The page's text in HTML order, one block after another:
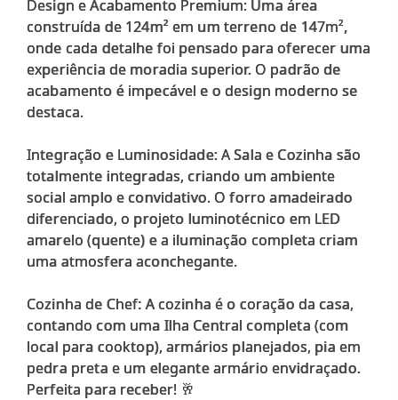
Design e Acabamento Premium: Uma área
construída de 124m² em um terreno de 147m²,
onde cada detalhe foi pensado para oferecer uma
experiência de moradia superior. O padrão de
acabamento é impecável e o design moderno se
destaca.
Integração e Luminosidade: A Sala e Cozinha são
totalmente integradas, criando um ambiente
social amplo e convidativo. O forro amadeirado
diferenciado, o projeto luminotécnico em LED
amarelo (quente) e a iluminação completa criam
uma atmosfera aconchegante.
Cozinha de Chef: A cozinha é o coração da casa,
contando com uma Ilha Central completa (com
local para cooktop), armários planejados, pia em
pedra preta e um elegante armário envidraçado.
Perfeita para receber! 🥂